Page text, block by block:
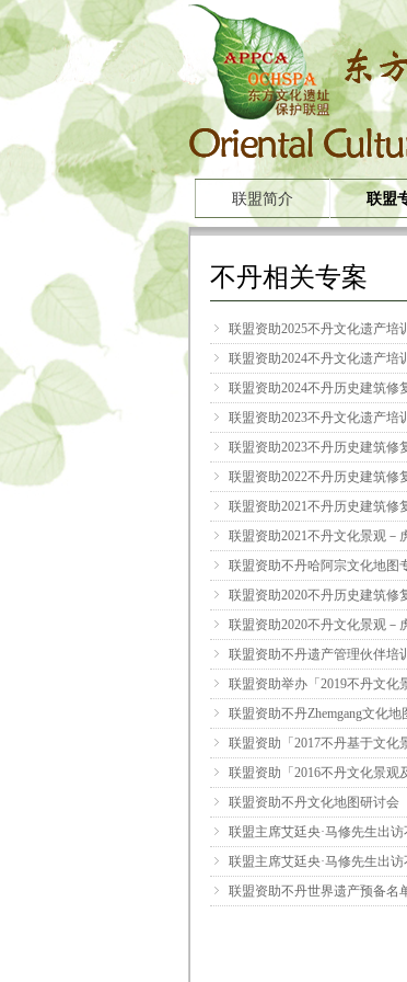
联盟简介 联盟
不丹相关专案
ꁇ
联盟资助2025不丹文化遗产培
ꁇ
联盟资助2024不丹文化遗产培
ꁇ
联盟资助2024不丹历史建筑修
ꁇ
联盟资助2023不丹文化遗产培
ꁇ
联盟资助2023不丹历史建筑修
ꁇ
联盟资助2022不丹历史建筑修
ꁇ
联盟资助2021不丹历史建筑修
ꁇ
联盟资助2021不丹文化景观－
ꁇ
联盟资助不丹哈阿宗文化地图
ꁇ
联盟资助2020不丹历史建筑修
ꁇ
联盟资助2020不丹文化景观－
ꁇ
联盟资助不丹遗产管理伙伴培
ꁇ
联盟资助举办「2019不丹文化
ꁇ
联盟资助不丹Zhemgang文化地
ꁇ
联盟资助「2017不丹基于文化
ꁇ
联盟资助「2016不丹文化景观
ꁇ
联盟资助不丹文化地图研讨会
ꁇ
联盟主席艾廷央·马修先生出
ꁇ
联盟主席艾廷央·马修先生出
ꁇ 联盟资助不丹世界遗产预备名